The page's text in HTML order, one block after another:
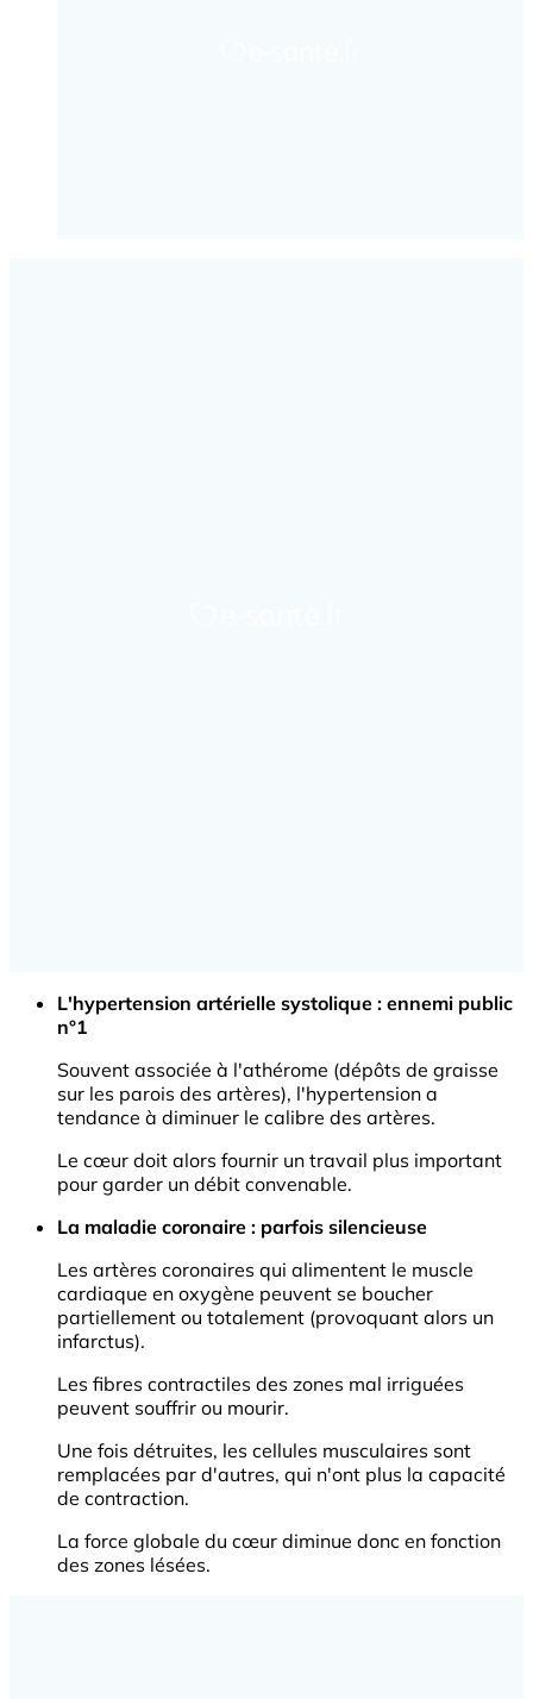
L'hypertension artérielle systolique : ennemi public
n°1
Souvent associée à l'athérome (dépôts de graisse
sur les parois des artères), l'hypertension a
tendance à diminuer le calibre des artères.
Le cœur doit alors fournir un travail plus important
pour garder un débit convenable.
La maladie coronaire : parfois silencieuse
Les artères coronaires qui alimentent le muscle
cardiaque en oxygène peuvent se boucher
partiellement ou totalement (provoquant alors un
infarctus).
Les fibres contractiles des zones mal irriguées
peuvent souffrir ou mourir.
Une fois détruites, les cellules musculaires sont
remplacées par d'autres, qui n'ont plus la capacité
de contraction.
La force globale du cœur diminue donc en fonction
des zones lésées.